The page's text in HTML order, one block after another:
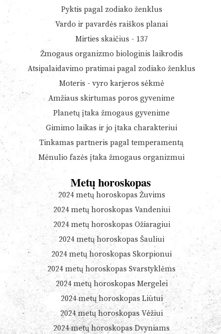
Pyktis pagal zodiako ženklus
Vardo ir pavardės raiškos planai
Mirties skaičius - 137
Žmogaus organizmo biologinis laikrodis
Atsipalaidavimo pratimai pagal zodiako ženklus
Moteris - vyro karjeros sėkmė
Amžiaus skirtumas poros gyvenime
Planetų įtaka žmogaus gyvenime
Gimimo laikas ir jo įtaka charakteriui
Tinkamas partneris pagal temperamentą
Mėnulio fazės įtaka žmogaus organizmui
Metų horoskopas
2024 metų horoskopas Žuvims
2024 metų horoskopas Vandeniui
2024 metų horoskopas Ožiaragiui
2024 metų horoskopas Šauliui
2024 metų horoskopas Skorpionui
2024 metų horoskopas Svarstyklėms
2024 metų horoskopas Mergelei
2024 metų horoskopas Liūtui
2024 metų horoskopas Vėžiui
2024 metų horoskopas Dvyniams